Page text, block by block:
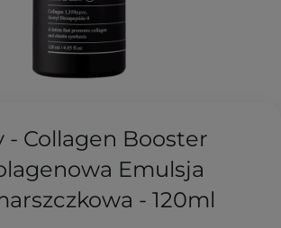
- Collagen Booster
Emulsja
- 120ml